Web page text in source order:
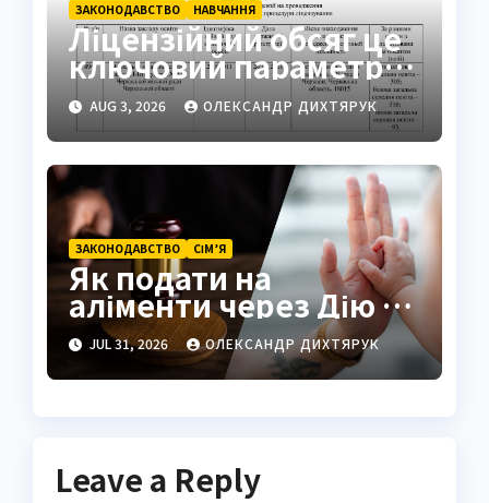
ЗАКОНОДАВСТВО НАВЧАННЯ
Ліцензійний обсяг це
ключовий параметр
освітньої діяльності
закладів
AUG 3, 2026 ОЛЕКСАНДР ДИХТЯРУК
ЗАКОНОДАВСТВО СІМ’Я
Як подати на
аліменти через Дію у
2026 році
JUL 31, 2026 ОЛЕКСАНДР ДИХТЯРУК
Leave a Reply